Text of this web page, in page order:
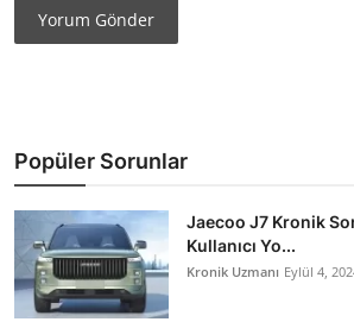
Yorum Gönder
Popüler Sorunlar
Jaecoo J7 Kronik
Kullanıcı Yo...
Kronik Uzmanı Eylül 4,